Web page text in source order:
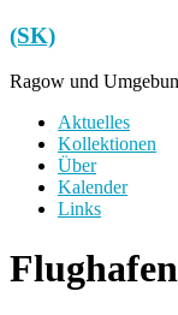
Zum
Inhalt
springen
(SK)
Ragow und
Menü
Aktuelles
Kollektionen
Über
Kalender
Links